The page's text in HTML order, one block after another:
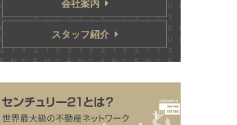
会社案内
スタッフ紹介